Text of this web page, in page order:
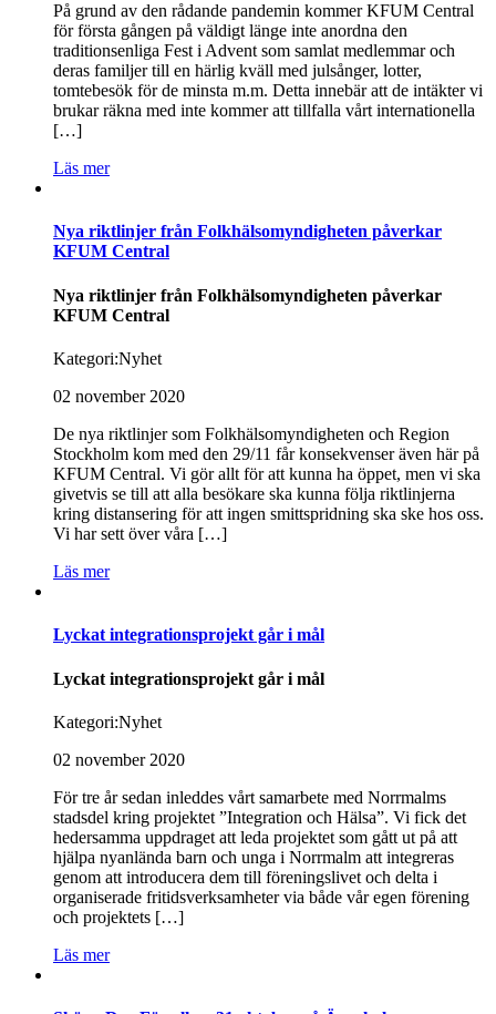
På grund av den rådande pandemin kommer KFUM Central
för första gången på väldigt länge inte anordna den
traditionsenliga Fest i Advent som samlat medlemmar och
deras familjer till en härlig kväll med julsånger, lotter,
tomtebesök för de minsta m.m. Detta innebär att de intäkter vi
brukar räkna med inte kommer att tillfalla vårt internationella
[…]
Läs mer
Nya riktlinjer från Folkhälsomyndigheten påverkar
KFUM Central
Nya riktlinjer från Folkhälsomyndigheten påverkar
KFUM Central
Kategori:Nyhet
02 november 2020
De nya riktlinjer som Folkhälsomyndigheten och Region
Stockholm kom med den 29/11 får konsekvenser även här på
KFUM Central. Vi gör allt för att kunna ha öppet, men vi ska
givetvis se till att alla besökare ska kunna följa riktlinjerna
kring distansering för att ingen smittspridning ska ske hos oss.
Vi har sett över våra […]
Läs mer
Lyckat integrationsprojekt går i mål
Lyckat integrationsprojekt går i mål
Kategori:Nyhet
02 november 2020
För tre år sedan inleddes vårt samarbete med Norrmalms
stadsdel kring projektet ”Integration och Hälsa”. Vi fick det
hedersamma uppdraget att leda projektet som gått ut på att
hjälpa nyanlända barn och unga i Norrmalm att integreras
genom att introducera dem till föreningslivet och delta i
organiserade fritidsverksamheter via både vår egen förening
och projektets […]
Läs mer